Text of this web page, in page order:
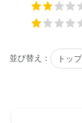
【原産国】
ニュージーランド
店舗でお問い合わ
9420015010848
※お届けまで１